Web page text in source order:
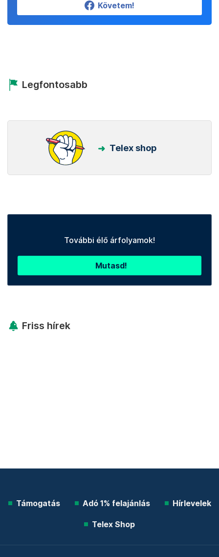
Követem!
Legfontosabb
Telex shop
További élő árfolyamok!
Mutasd!
Friss hírek
Támogatás Adó 1% felajánlás Hírlevelek
Telex Shop